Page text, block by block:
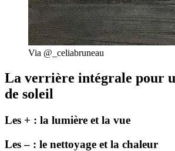
Via @_celiabruneau
La verrière intégrale pour
de soleil
Les + : la lumière et la vue
Les – : le nettoyage et la chaleur